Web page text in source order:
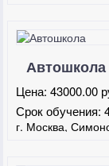
Цена:43000.00
Срок обучения:
г. Москва,